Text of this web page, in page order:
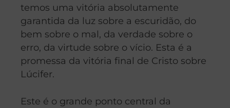
temos uma vitória absolutamente
garantida da luz sobre a escuridão, do
bem sobre o mal, da verdade sobre o
erro, da virtude sobre o vício. Esta é a
promessa da vitória final de Cristo sobre
Lúcifer.
Este é o grande ponto central da